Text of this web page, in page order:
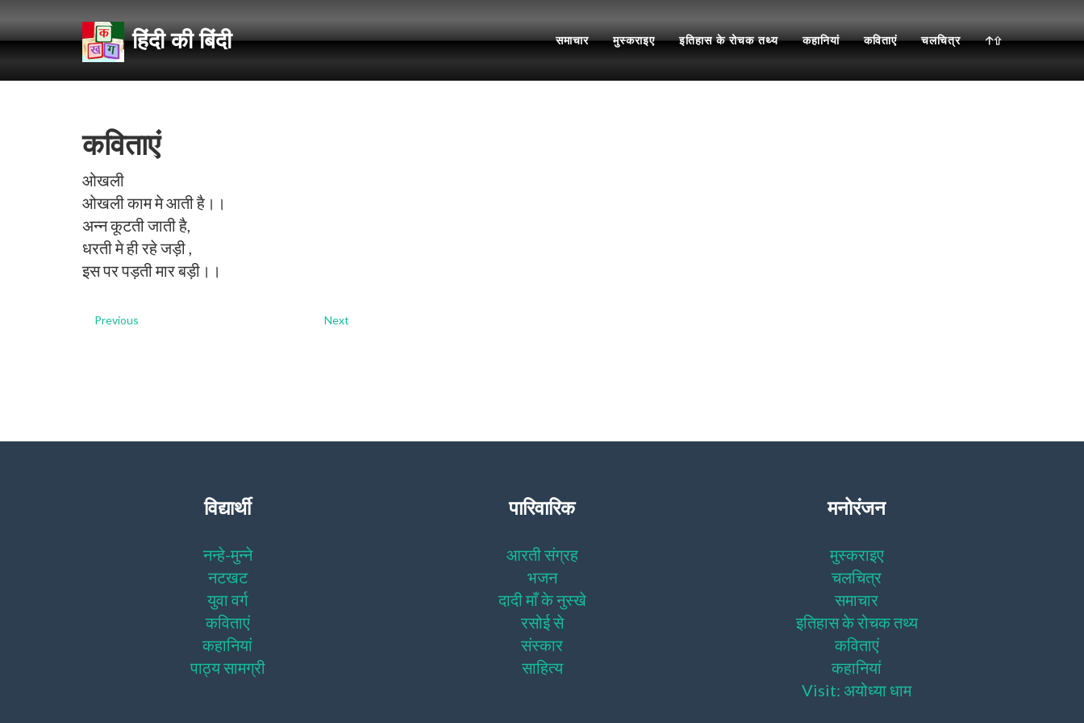
हिंदी की बिंदी समाचार मुस्कराइए इतिहास के रोचक तथ्य कहानियां कविताएं चलचित्र 🡡⇧
कविताएं
ओखली
ओखली काम मे आती है।।
अन्न कूटती जाती है,
धरती मे ही रहे जड़ी ,
इस पर पड़ती मार बड़ी।।
Previous Next
विद्यार्थी
नन्हे-मुन्ने
नटखट
युवा वर्ग
कविताएं
कहानियां
पाठ्य सामग्री
पारिवारिक
आरती संग्रह
भजन
दादी माँ के नुस्खे
रसोई से
संस्कार
साहित्य
मनोरंजन
मुस्कराइए
चलचित्र
समाचार
इतिहास के रोचक तथ्य
कविताएं
कहानियां
Visit: अयोध्या धाम